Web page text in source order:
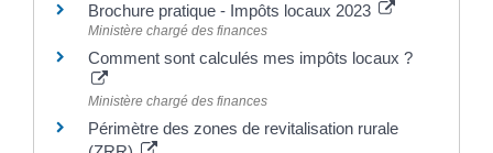
Brochure pratique - Impôts locaux 2023
Ministère chargé des finances
Comment sont calculés mes impôts locaux ?
Ministère chargé des finances
Périmètre des zones de revitalisation rurale